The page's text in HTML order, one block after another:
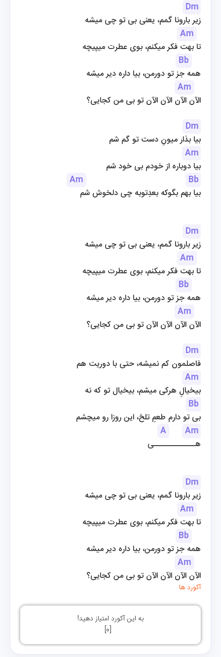
Dm
زیر بارونا گمم، یعنی بی تو چی میشه
Am
تا بهت فکر میکنم، بوی عطرت میپیچه
Bb
همه جز تو دورمن، بیا داره دیر میشه
Am
الآن الآن الآن الآن تو بی من کجایی؟
Dm
بیا بذار میونِ دست تو گم شم
Am
بیا دوباره از خودم بی خود شم
Am
Bb
بیا بهم بگوکه بعدِتوبه چی دلخوش شم
Dm
زیر بارونا گمم، یعنی بی تو چی میشه
Am
تا بهت فکر میکنم، بوی عطرت میپیچه
Bb
همه جز تو دورمن، بیا داره دیر میشه
Am
الآن الآن الآن الآن تو بی من کجایی؟
Dm
فاصلمون کم نمیشه، حتی با دوریت هم
Am
بیخیالِ هرکی میشم، بیخیال تو که نه
Bb
بی تو دارم طعمِ تلخ، این روزا رو میچشم
A
Am
هــــــــــــــی
Dm
زیر بارونا گمم، یعنی بی تو چی میشه
Am
تا بهت فکر میکنم، بوی عطرت میپیچه
Bb
همه جز تو دورمن، بیا داره دیر میشه
Am
الآن الآن الآن الآن تو بی من کجایی؟
آکورد ها
به این آکورد امتیاز دهید!
[
0
]